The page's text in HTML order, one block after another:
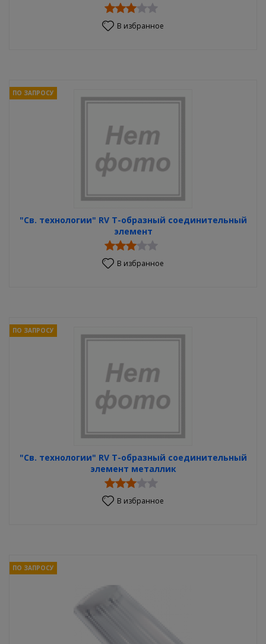
В избранное
"Св. технологии" RV Т-образный соединительный
элемент
ПО ЗАПРОСУ
В избранное
"Св. технологии" RV Т-образный соединительный
элемент металлик
ПО ЗАПРОСУ
В избранное
ПО ЗАПРОСУ